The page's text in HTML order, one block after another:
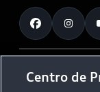
Planejamento
O Legado do S
Audi Driving
ESG
Fale Conosco
Trabalhe Conosco
© 2026 AUDI
Centro de